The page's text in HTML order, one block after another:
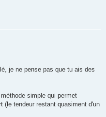
je ne pense pas que tu ais des
simple qui permet
(le tendeur restant quasiment d'un